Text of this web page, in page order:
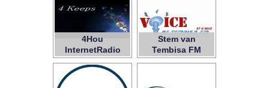
4Hou
InternetRadio
Stem van
Tembisa FM